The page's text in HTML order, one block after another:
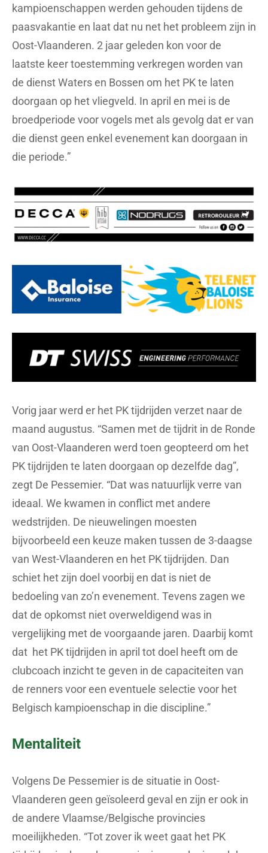
kampioenschappen werden gehouden tijdens de
paasvakantie en laat dat nu net het probleem zijn in
Oost-Vlaanderen. 2 jaar geleden kon voor de
laatste keer toestemming verkregen worden van
de dienst Waters en Bossen om het PK te laten
doorgaan op het vliegveld. In april en mei is de
broedperiode voor vogels met als gevolg dat er van
die dienst geen enkel evenement kan doorgaan in
die periode.”
Vorig jaar werd er het PK tijdrijden verzet naar de
maand augustus. “Samen met de tijdrit in de Ronde
van Oost-Vlaanderen werd toen geopteerd om het
PK tijdrijden te laten doorgaan op dezelfde dag”,
zegt De Pessemier. “Dat was natuurlijk verre van
ideaal. We kwamen in conflict met andere
wedstrijden. De nieuwelingen moesten
bijvoorbeeld een keuze maken tussen de 3-daagse
van West-Vlaanderen en het PK tijdrijden. Dan
schiet het zijn doel voorbij en dat is niet de
bedoeling van zo’n evenement. Tevens zagen we
dat de opkomst niet overweldigend was in
vergelijking met de voorgaande jaren. Daarbij komt
dat het PK tijdrijden in april tot doel heeft om de
clubcoach inzicht te geven in de capaciteiten van
de renners voor een eventuele selectie voor het
Belgisch kampioenschap in die discipline.”
Mentaliteit
Volgens De Pessemier is de situatie in Oost-
Vlaanderen geen geïsoleerd geval en zijn er ook in
de andere Vlaamse/Belgische provincies
moeilijkheden. “Tot zover ik weet gaat het PK